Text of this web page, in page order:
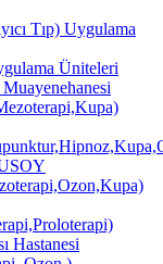
Tıp) Uygulama
Üniteleri
Hastanesi